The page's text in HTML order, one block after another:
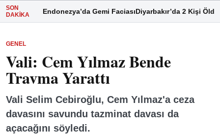
SON
DAKIKA
Endonezya’da Gemi FaciasıDiyarbakır’da 2 Kişi Öldü
GENEL
Vali: Cem Yılmaz Bende
Travma Yarattı
Vali Selim Cebiroğlu, Cem Yılmaz'a ceza
davasını savundu tazminat davası da
açacağını söyledi.